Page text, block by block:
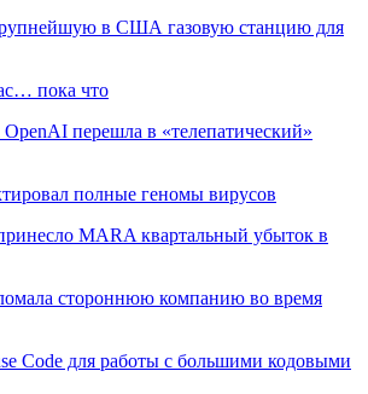
в США газовую станцию для
пока что
перешла в «телепатический»
полные геномы вирусов
MARA квартальный убыток в
стороннюю компанию во время
Code для работы с большими кодовыми